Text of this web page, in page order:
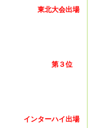
東北大会出場
第３位
インターハイ出場